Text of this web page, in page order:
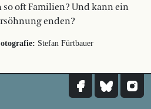
oft Familien? Und kann ein
enden?
Stefan Fürtbauer